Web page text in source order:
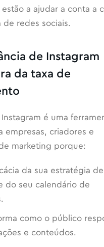
a ajudar a conta a
de redes sociais.
de Instagram
da taxa de
é uma
empresas, criadores e
marketing porque:
da sua estratégia de
do seu calendário de
como o público
e conteúdos.